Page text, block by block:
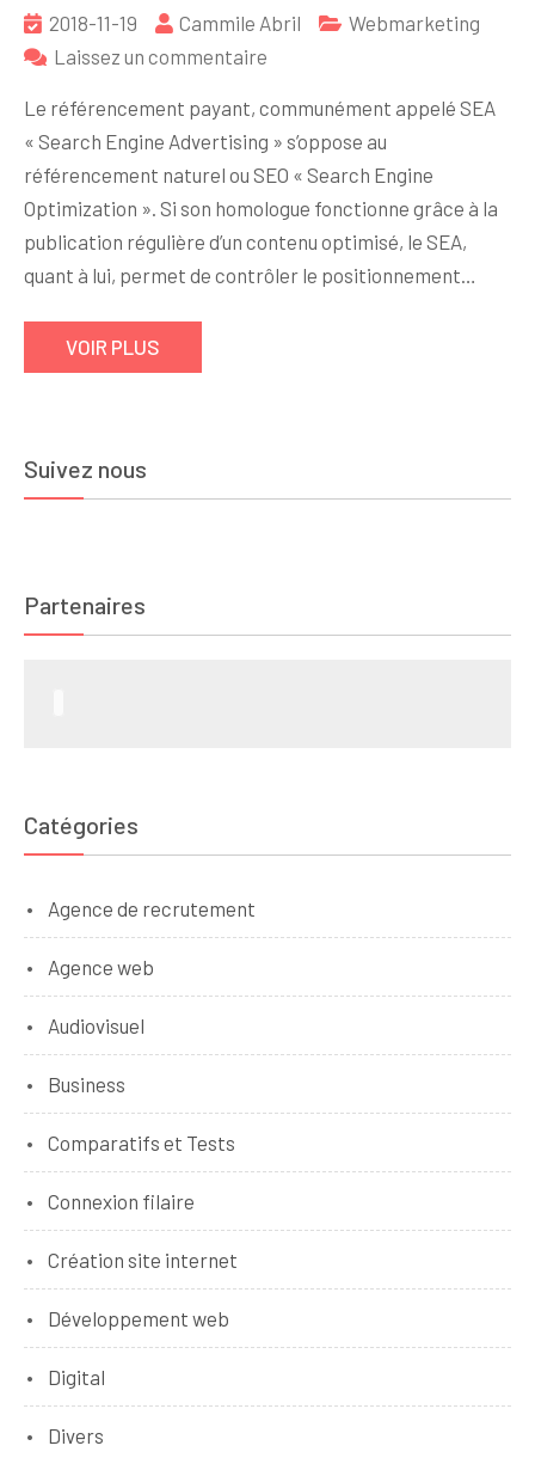
2018-11-19 Cammile Abril
Webmarketing
Laissez un commentaire
merveilles
du
référencement
payant
Le référencement payant, communément appelé SEA
« Search Engine Advertising » s’oppose au
référencement naturel ou SEO « Search Engine
Optimization ». Si son homologue fonctionne grâce à la
publication régulière d’un contenu optimisé, le SEA,
quant à lui, permet de contrôler le positionnement…
VOIR PLUS
Suivez nous
Partenaires
Catégories
Agence de recrutement
Agence web
Audiovisuel
Business
Comparatifs et Tests
Connexion filaire
Création site internet
Développement web
Digital
Divers